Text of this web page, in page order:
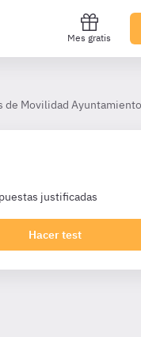
Mes gratis
Movilidad Ayuntamiento
justificadas
Hacer test